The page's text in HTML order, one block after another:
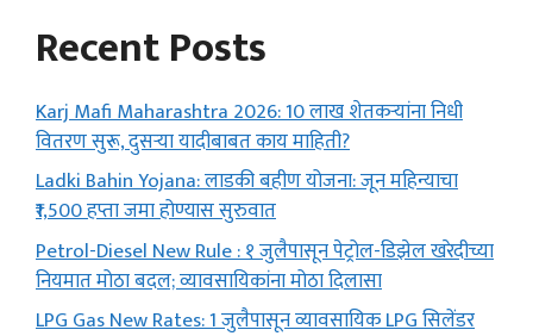
Recent Posts
Karj Mafi Maharashtra 2026: 10 लाख शेतकऱ्यांना निधी
वितरण सुरू, दुसऱ्या यादीबाबत काय माहिती?
Ladki Bahin Yojana: लाडकी बहीण योजना: जून महिन्याचा
₹1,500 हप्ता जमा होण्यास सुरुवात
Petrol-Diesel New Rule : १ जुलैपासून पेट्रोल-डिझेल खरेदीच्या
नियमात मोठा बदल; व्यावसायिकांना मोठा दिलासा
LPG Gas New Rates: 1 जुलैपासून व्यावसायिक LPG सिलेंडर